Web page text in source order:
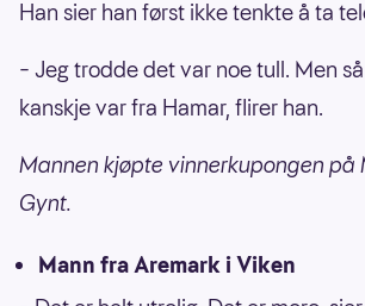
Han sier han først ikke tenkte å ta
– Jeg trodde det var noe tull. Men
kanskje var fra Hamar, flirer han.
Mannen kjøpte vinnerkupongen på
Gynt.
Mann fra Aremark i Viken